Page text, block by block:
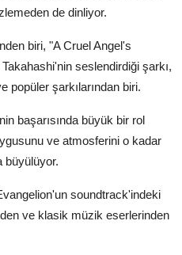
de dinliyor.
biri, "A Cruel Angel's
Takahashi'nin seslendirdiği şarkı,
popüler şarkılarından biri.
başarısında büyük bir rol
ve atmosferini o kadar
büyülüyor.
soundtrack'indeki
ve klasik müzik eserlerinden